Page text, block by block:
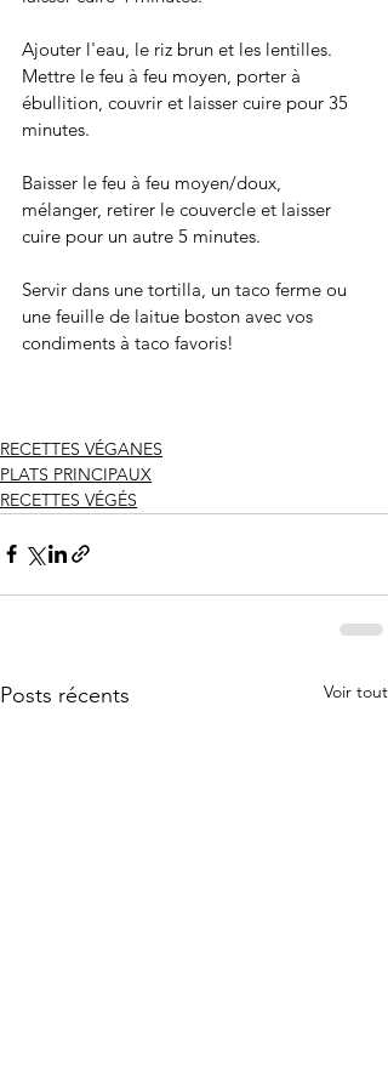
Ajouter l'eau, le riz brun et les lentilles.
Mettre le feu à feu moyen, porter à
ébullition, couvrir et laisser cuire pour 35
minutes.
Baisser le feu à feu moyen/doux,
mélanger, retirer le couvercle et laisser
cuire pour un autre 5 minutes.
Servir dans une tortilla, un taco ferme ou
une feuille de laitue boston avec vos
condiments à taco favoris!
RECETTES VÉGANES
PLATS PRINCIPAUX
RECETTES VÉGÉS
Posts récents Voir tout